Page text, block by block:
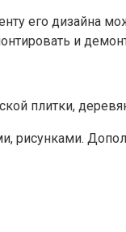
его дизайна
и
плитки,
рисунками.